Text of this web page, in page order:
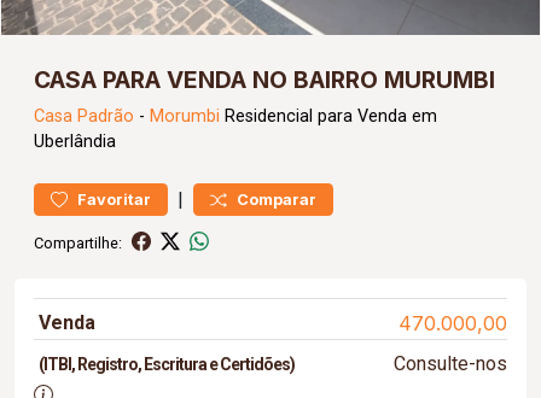
CASA PARA VENDA NO BAIRRO MURUMBI
Casa Padrão - Morumbi Residencial para Venda em
Uberlândia
Favoritar | Comparar
Compartilhe:
Venda 470.000,00
(ITBI, Registro, Escritura e Certidões) Consulte-nos